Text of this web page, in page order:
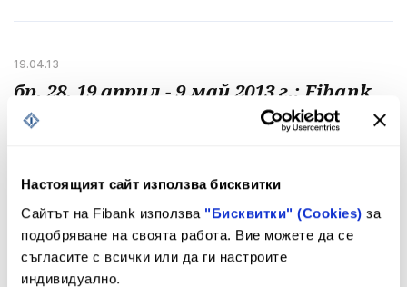
Настоящият сайт използва бисквитки
Сайтът на Fibank използва "Бисквитки" (Cookies) за
подобряване на своята работа. Вие можете да се
съгласите с всички или да ги настроите
индивидуално.
19.04.13
бр. 28, 19 април - 9 май 2013 г.: Fibank
предлага специални отстъпки на
05.04.13
бр. 27, 5 - 18 април 2013 г.: Гергана
Гераскова, зам. директор "Банкиране